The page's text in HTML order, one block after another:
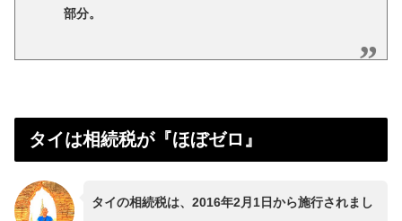
部分。
タイは相続税が『ほぼゼロ』
タイの相続税は、2016年2月1日から施行されまし